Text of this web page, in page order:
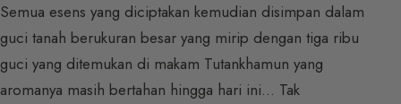
Semua esens yang diciptakan kemudian disimpan dalam
guci tanah berukuran besar yang mirip dengan tiga ribu
guci yang ditemukan di makam Tutankhamun yang
aromanya masih bertahan hingga hari ini… Tak